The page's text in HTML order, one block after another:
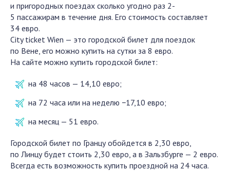
и пригородных поездах сколько угодно раз 2-
5 пассажирам в течение дня. Его стоимость составляет
34 евро.
City ticket Wien — это городской билет для поездок
по Вене, его можно купить на сутки за 8 евро.
На сайте можно купить городской билет:
на 48 часов — 14,10 евро;
на 72 часа или на неделю −17,10 евро;
на месяц — 51 евро.
Городской билет по Гранцу обойдется в 2,30 евро,
по Линцу будет стоить 2,30 евро, а в Зальзбурге — 2 евро.
Всегда есть возможность купить проездной на 24 часа.